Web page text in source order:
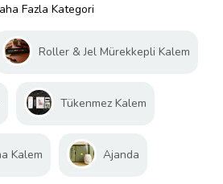
Fazla Kategori
Roller & Jel Mürekkepli Kalem
Tükenmez Kalem
Kalem Ajanda